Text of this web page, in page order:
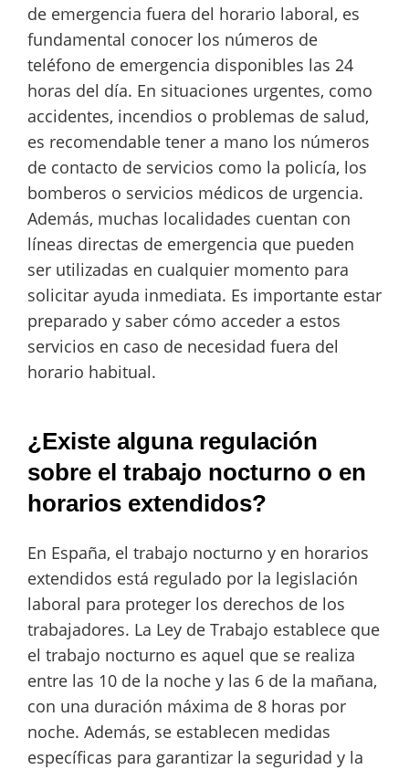
de emergencia fuera del horario laboral, es
fundamental conocer los números de
teléfono de emergencia disponibles las 24
horas del día. En situaciones urgentes, como
accidentes, incendios o problemas de salud,
es recomendable tener a mano los números
de contacto de servicios como la policía, los
bomberos o servicios médicos de urgencia.
Además, muchas localidades cuentan con
líneas directas de emergencia que pueden
ser utilizadas en cualquier momento para
solicitar ayuda inmediata. Es importante estar
preparado y saber cómo acceder a estos
servicios en caso de necesidad fuera del
horario habitual.
¿Existe alguna regulación
sobre el trabajo nocturno o en
horarios extendidos?
En España, el trabajo nocturno y en horarios
extendidos está regulado por la legislación
laboral para proteger los derechos de los
trabajadores. La Ley de Trabajo establece que
el trabajo nocturno es aquel que se realiza
entre las 10 de la noche y las 6 de la mañana,
con una duración máxima de 8 horas por
noche. Además, se establecen medidas
específicas para garantizar la seguridad y la